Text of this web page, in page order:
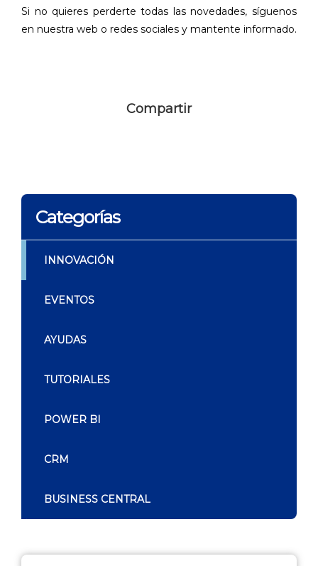
Si no quieres perderte todas las novedades, síguenos
en nuestra web o redes sociales y mantente informado.
Compartir
Categorías
INNOVACIÓN
EVENTOS
AYUDAS
TUTORIALES
POWER BI
CRM
BUSINESS CENTRAL